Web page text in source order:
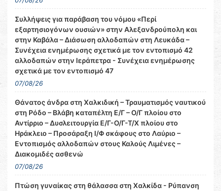
Συλλήψεις για παράβαση του νόμου «Περί
εξαρτησιογόνων ουσιών» στην Αλεξανδρούπολη και
στην Καβάλα – Διάσωση αλλοδαπών στη Λευκάδα –
Συνέχεια ενημέρωσης σχετικά με τον εντοπισμό 42
αλλοδαπών στην Ιεράπετρα - Συνέχεια ενημέρωσης
σχετικά με τον εντοπισμό 47
07/08/26
Θάνατος άνδρα στη Χαλκιδική – Τραυματισμός ναυτικού
στη Ρόδο – Βλάβη καταπέλτη Ε/Γ – Ο/Γ πλοίου στο
Αντίρριο – Δυσλειτουργία Ε/Γ-Ο/Γ-Τ/Χ πλοίου στο
Ηράκλειο – Προσάραξη Ι/Φ σκάφους στο Λαύριο –
Εντοπισμός αλλοδαπών στους Καλούς Λιμένες –
Διακομιδές ασθενώ
07/08/26
Πτώση γυναίκας στη θάλασσα στη Χαλκίδα - Ρύπανση